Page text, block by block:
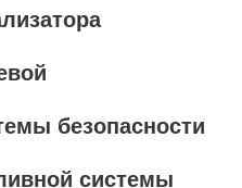
безопасности
системы